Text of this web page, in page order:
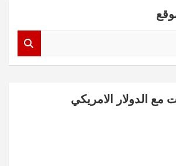
مع الدولار الامريكي